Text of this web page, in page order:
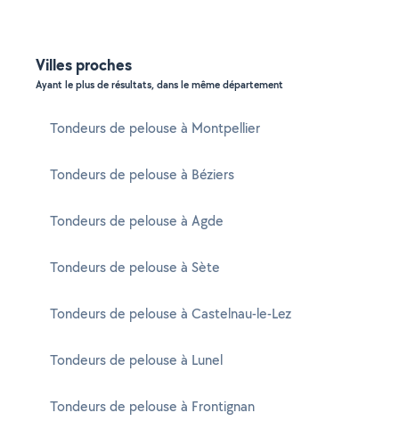
Villes proches
Ayant le plus de résultats, dans le même département
Tondeurs de pelouse à Montpellier
Tondeurs de pelouse à Béziers
Tondeurs de pelouse à Agde
Tondeurs de pelouse à Sète
Tondeurs de pelouse à Castelnau-le-Lez
Tondeurs de pelouse à Lunel
Tondeurs de pelouse à Frontignan